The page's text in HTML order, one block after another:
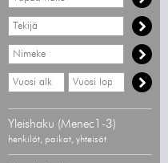
haku
Hae
tekijää
Hae
nimekettä
Hae
vähimmäisvuosi
Hae
enimmäisvuosi
Yleishaku (Menec1-3)
henkilöt, paikat, yhteisöt